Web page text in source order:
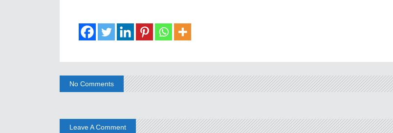
No Comments
Leave A Comment